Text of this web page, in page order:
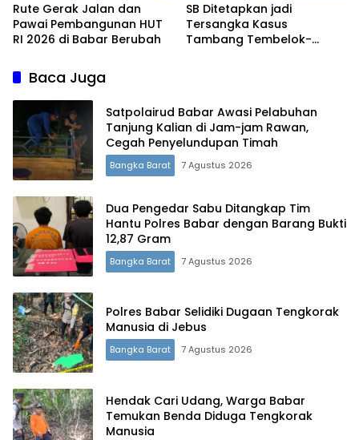
Terdepan Menyorot Fakta.
Rute Gerak Jalan dan
Pawai Pembangunan HUT
RI 2026 di Babar Berubah
SB Ditetapkan jadi
Tersangka Kasus
Tambang Tembelok-
Baca Juga
Satpolairud Babar Awasi Pelabuhan
Tanjung Kalian di Jam-jam Rawan,
Cegah Penyelundupan Timah
Bangka Barat 7 Agustus 2026
Dua Pengedar Sabu Ditangkap Tim
Hantu Polres Babar dengan Barang Bukti
12,87 Gram
Bangka Barat 7 Agustus 2026
Polres Babar Selidiki Dugaan Tengkorak
Manusia di Jebus
Bangka Barat 7 Agustus 2026
Hendak Cari Udang, Warga Babar
Temukan Benda Diduga Tengkorak
Manusia